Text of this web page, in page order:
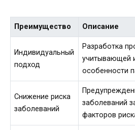
Преимущество Описание
Индивидуальный
подход
Разработка
учитывающей
особенности
Снижение риска
заболеваний
заболеваний
факторов